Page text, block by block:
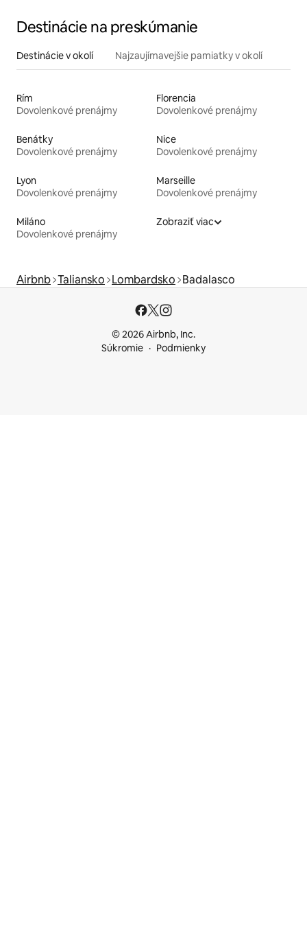
Destinácie na preskúmanie
Destinácie v okolí Najzaujímavejšie pamiatky v okolí
Rím
Dovolenkové prenájmy
Florencia
Dovolenkové prenájmy
Benátky
Dovolenkové prenájmy
Nice
Dovolenkové prenájmy
Lyon
Dovolenkové prenájmy
Marseille
Dovolenkové prenájmy
Miláno
Dovolenkové prenájmy
Zobraziť viac
Airbnb Taliansko Lombardsko Badalasco
© 2026 Airbnb, Inc.
Súkromie
Podmienky